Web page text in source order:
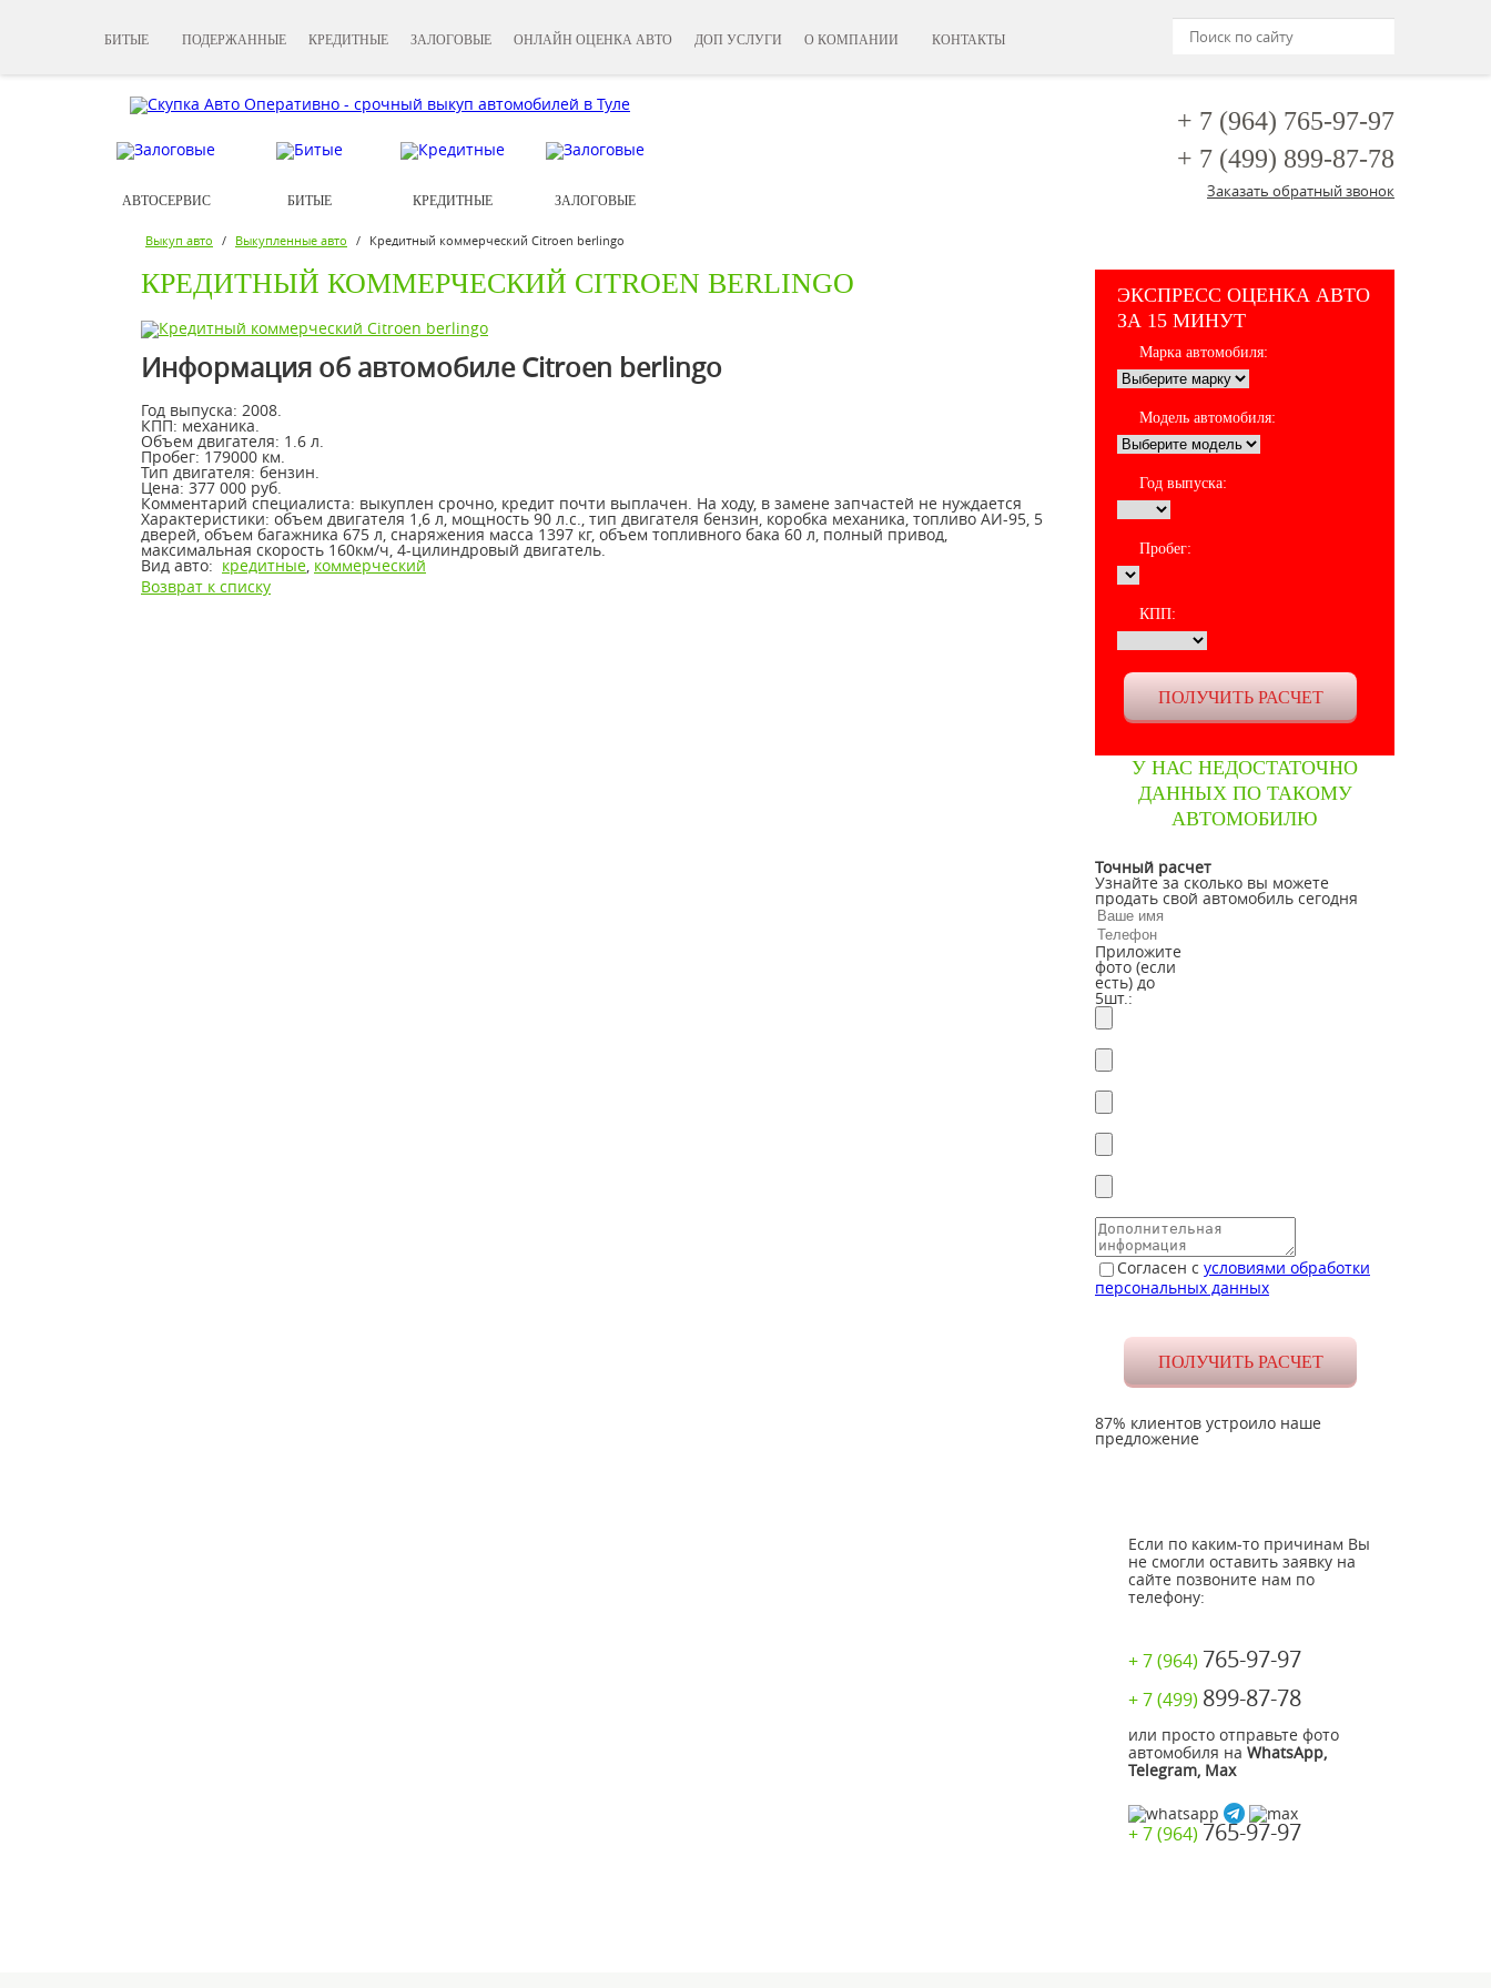
БИТЫЕ ПОДЕРЖАННЫЕ КРЕДИТНЫЕ ЗАЛОГОВЫЕ ОНЛАЙН ОЦЕНКА АВТО ДОП УСЛУГИ О КОМПАНИИ КОНТАКТЫ
+ 7 (964) 765-97-97
+ 7 (499) 899-87-78
Заказать обратный звонок
АВТОСЕРВИС БИТЫЕ КРЕДИТНЫЕ ЗАЛОГОВЫЕ
Выкуп авто / Выкупленные авто / Кредитный коммерческий Сitroen berlingo
ЭКСПРЕСС ОЦЕНКА АВТО
ЗА 15 МИНУТ
Марка автомобиля:
Модель автомобиля:
Год выпуска:
Пробег:
КПП:
У НАС НЕДОСТАТОЧНО
ДАННЫХ ПО ТАКОМУ
АВТОМОБИЛЮ
Точный расчет
Узнайте за сколько вы можете
продать свой автомобиль сегодня
Приложите
фото (если
есть) до
5шт.:
Согласен с условиями обработки
персональных данных
87% клиентов устроило наше
предложение
Если по каким-то причинам Вы
не смогли оставить заявку на
сайте позвоните нам по
телефону:
+ 7 (964) 765-97-97
+ 7 (499) 899-87-78
или просто отправьте фото
автомобиля на WhatsApp,
Telegram, Max
+ 7 (964) 765-97-97
КРЕДИТНЫЙ КОММЕРЧЕСКИЙ СITROEN BERLINGO
Информация об автомобиле Сitroen berlingo
Год выпуска: 2008.
КПП: механика.
Объем двигателя: 1.6 л.
Пробег: 179000 км.
Тип двигателя: бензин.
Цена: 377 000 руб.
Комментарий специалиста: выкуплен срочно, кредит почти выплачен. На ходу, в замене запчастей не нуждается
Характеристики: объем двигателя 1,6 л, мощность 90 л.с., тип двигателя бензин, коробка механика, топливо АИ-95, 5
дверей, объем багажника 675 л, снаряжения масса 1397 кг, объем топливного бака 60 л, полный привод,
максимальная скорость 160км/ч, 4-цилиндровый двигатель.
Вид авто: кредитные, коммерческий
Возврат к списку